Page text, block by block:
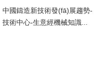
勢-技術中心-生意經機械知
識
中國鑄造新技術發(fā)展趨勢-
技術中心-生意經機械知識...